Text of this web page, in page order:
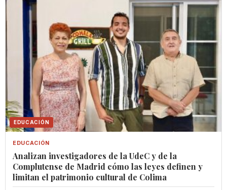
EDUCACIÓN
EDUCACIÓN
Analizan investigadores de la UdeC y de la
Complutense de Madrid cómo las leyes definen y
limitan el patrimonio cultural de Colima